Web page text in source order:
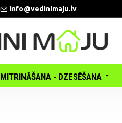
info@vedinimaju.lv
MITRINĀŠANA - DZESĒŠANA